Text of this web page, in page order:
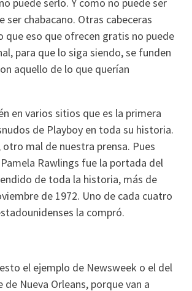
ser chabacano. Otras cabeceras
que eso que ofrecen gratis no puede
para que lo siga siendo, se funden
aquello de lo que querían
en varios sitios que es la primera
de Playboy en toda su historia.
mal de nuestra prensa. Pues
Rawlings fue la portada del
de toda la historia, más de
de 1972. Uno de cada cuatro
la compró.
el ejemplo de Newsweek o el del
de Nueva Orleans, porque van a